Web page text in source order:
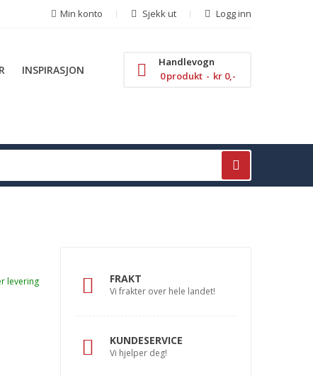
Min konto Sjekk ut Logg inn
INSPIRASJON
Handlevogn
0produkt kr 0,-
levering FRAKT
Vi frakter over hele landet!
KUNDESERVICE
Vi hjelper deg!